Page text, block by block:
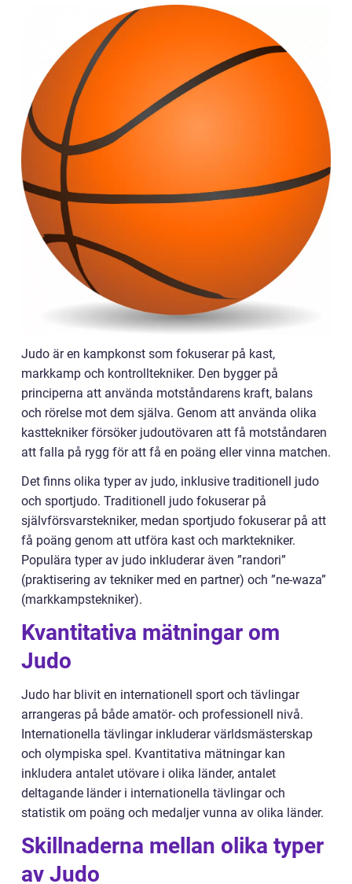
Judo är en kampkonst som fokuserar på kast,
markkamp och kontrolltekniker. Den bygger på
principerna att använda motståndarens kraft, balans
och rörelse mot dem själva. Genom att använda olika
kasttekniker försöker judoutövaren att få motståndaren
att falla på rygg för att få en poäng eller vinna matchen.
Det finns olika typer av judo, inklusive traditionell judo
och sportjudo. Traditionell judo fokuserar på
självförsvarstekniker, medan sportjudo fokuserar på att
få poäng genom att utföra kast och marktekniker.
Populära typer av judo inkluderar även ”randori”
(praktisering av tekniker med en partner) och ”ne-waza”
(markkampstekniker).
Kvantitativa mätningar om
Judo
Judo har blivit en internationell sport och tävlingar
arrangeras på både amatör- och professionell nivå.
Internationella tävlingar inkluderar världsmästerskap
och olympiska spel. Kvantitativa mätningar kan
inkludera antalet utövare i olika länder, antalet
deltagande länder i internationella tävlingar och
statistik om poäng och medaljer vunna av olika länder.
Skillnaderna mellan olika typer
av Judo